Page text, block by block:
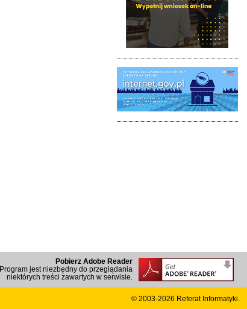
Pobierz Adobe Reader
Program jest niezbędny do przeglądania
niektórych treści zawartych w serwisie.
© 2003-2026 Referat Informatyki.